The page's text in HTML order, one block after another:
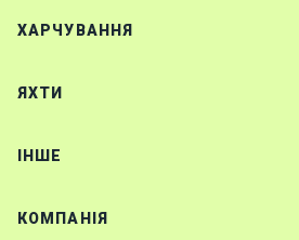
ХАРЧУВАННЯ
ЯХТИ
IНШЕ
КОМПАНІЯ